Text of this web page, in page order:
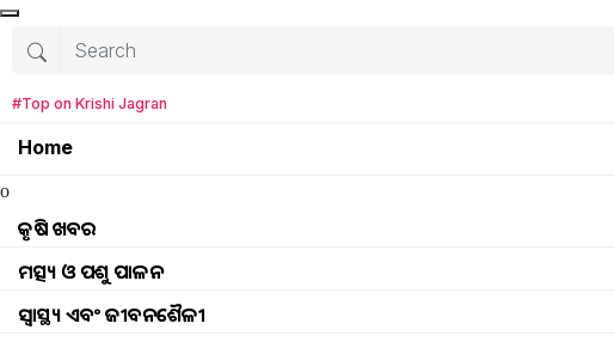
#Top on Krishi Jagran
Home
o
କୃଷି ଖବର
ମତ୍ସ୍ୟ ଓ ପଶୁ ପାଳନ
ସ୍ୱାସ୍ଥ୍ୟ ଏବଂ ଜୀବନଶୈଳୀ